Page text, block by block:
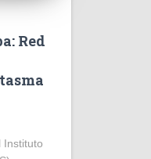
Red
Instituto